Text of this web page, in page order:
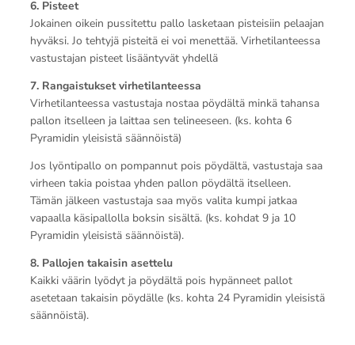
6. Pisteet
Jokainen oikein pussitettu pallo lasketaan pisteisiin pelaajan
hyväksi. Jo tehtyjä pisteitä ei voi menettää. Virhetilanteessa
vastustajan pisteet lisääntyvät yhdellä
7. Rangaistukset virhetilanteessa
Virhetilanteessa vastustaja nostaa pöydältä minkä tahansa
pallon itselleen ja laittaa sen telineeseen. (ks. kohta 6
Pyramidin yleisistä säännöistä)
Jos lyöntipallo on pompannut pois pöydältä, vastustaja saa
virheen takia poistaa yhden pallon pöydältä itselleen.
Tämän jälkeen vastustaja saa myös valita kumpi jatkaa
vapaalla käsipallolla boksin sisältä. (ks. kohdat 9 ja 10
Pyramidin yleisistä säännöistä).
8. Pallojen takaisin asettelu
Kaikki väärin lyödyt ja pöydältä pois hypänneet pallot
asetetaan takaisin pöydälle (ks. kohta 24 Pyramidin yleisistä
säännöistä).